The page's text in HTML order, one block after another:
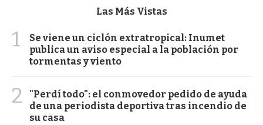
Las Más Vistas
1
Se viene un ciclón extratropical: Inumet
publica un aviso especial a la población por
tormentas y viento
2
"Perdí todo": el conmovedor pedido de ayuda
de una periodista deportiva tras incendio de
su casa